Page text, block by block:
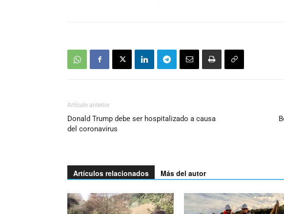
Artículo anterior
Donald Trump debe ser hospitalizado a causa
del coronavirus
Artículos relacionados Más del autor